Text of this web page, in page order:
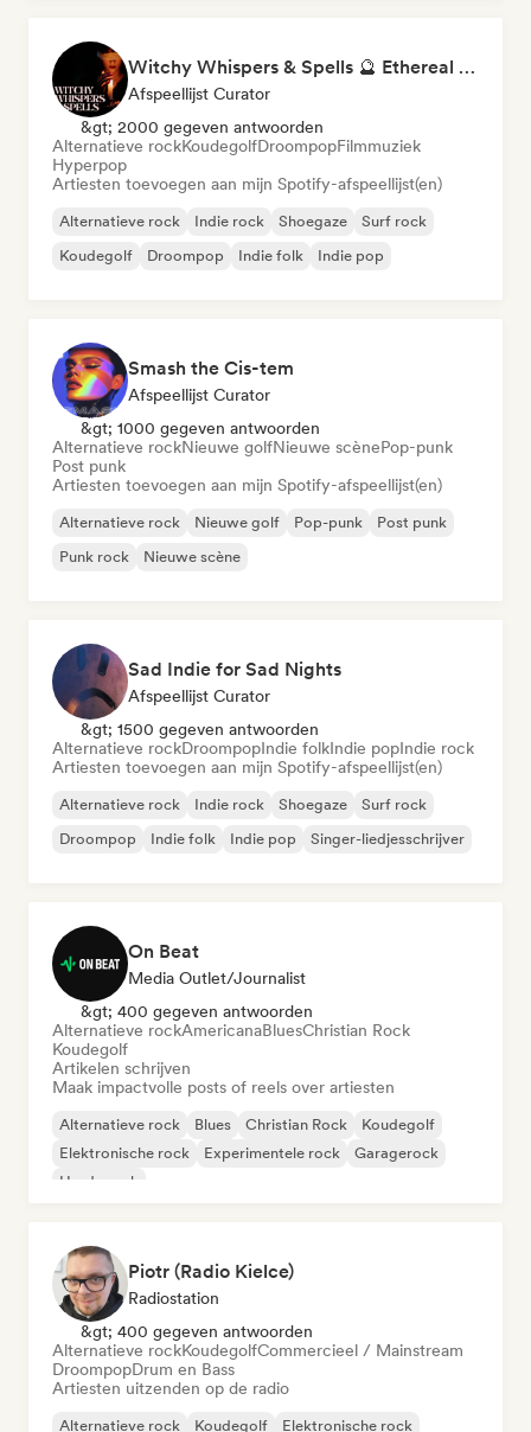
Witchy Whispers & Spells 🔮 Ethereal Art Pop & Dream Pop
Afspeellijst Curator
&gt; 2000 gegeven antwoorden
Alternatieve rockKoudegolfDroompopFilmmuziek
Hyperpop
Artiesten toevoegen aan mijn Spotify-afspeellijst(en)
Alternatieve rock Indie rock Shoegaze
Surf rock
Koudegolf
Droompop Indie folk Indie pop
Smash the Cis-tem
Afspeellijst Curator
&gt; 1000 gegeven antwoorden
Alternatieve rockNieuwe golfNieuwe scènePop-punk
Post punk
Artiesten toevoegen aan mijn Spotify-afspeellijst(en)
Alternatieve rock Nieuwe golf Pop-punk
Post punk
Punk rock
Nieuwe scène
Sad Indie for Sad Nights
Afspeellijst Curator
&gt; 1500 gegeven antwoorden
Alternatieve rockDroompopIndie folkIndie popIndie rock
Artiesten toevoegen aan mijn Spotify-afspeellijst(en)
Alternatieve rock Indie rock Shoegaze
Surf rock
Droompop
Indie folk Indie pop Singer-liedjesschrijver
On Beat
Media Outlet/Journalist
&gt; 400 gegeven antwoorden
Alternatieve rockAmericanaBluesChristian Rock
Koudegolf
Artikelen schrijven
Maak impactvolle posts of reels over artiesten
Alternatieve rock Blues Christian Rock
Koudegolf
Elektronische rock
Experimentele rock
Garagerock
Harde rock
Piotr (Radio Kielce)
Radiostation
&gt; 400 gegeven antwoorden
Alternatieve rockKoudegolfCommercieel / Mainstream
DroompopDrum en Bass
Artiesten uitzenden op de radio
Alternatieve rock Koudegolf Elektronische rock